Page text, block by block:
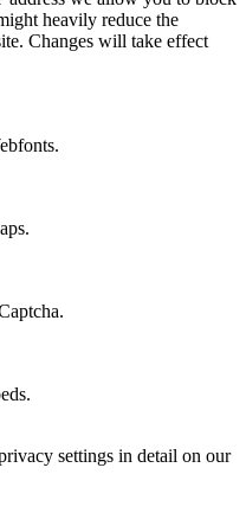
heavily reduce the
Changes will take effect
settings in detail on our